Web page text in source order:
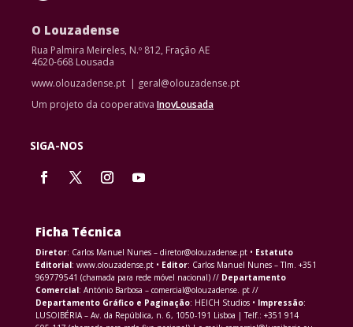
O Louzadense
Rua Palmira Meireles, N.º 812, Fração AE
4620-668 Lousada
www.olouzadense.pt | geral@olouzadense.pt
Um projeto da cooperativa InovLousada
SIGA-NOS
Ficha Técnica
Diretor: Carlos Manuel Nunes – diretor@olouzadense.pt • Estatuto
Editorial: www.olouzadense.pt • Editor: Carlos Manuel Nunes – Tlm. +351
969779541 (chamada para rede móvel nacional) // Departamento
Comercial: António Barbosa – comercial@olouzadense. pt //
Departamento Gráfico e Paginação: HEICH Studios • Impressão:
LUSOIBÉRIA – Av. da República, n. 6, 1050-191 Lisboa | Telf.: +351 914